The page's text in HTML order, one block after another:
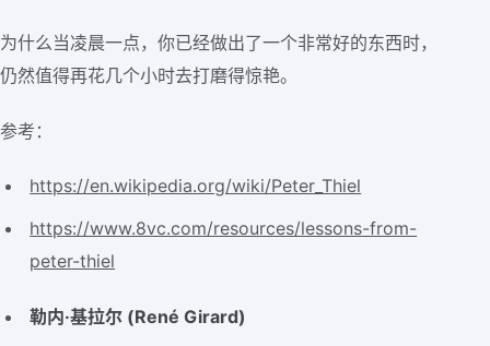
为什么当凌晨一点，你已经做出了一个非常好的东西时，
仍然值得再花几个小时去打磨得惊艳。
参考：
https://en.wikipedia.org/wiki/Peter_Thiel
https://www.8vc.com/resources/lessons-from-
peter-thiel
勒内·基拉尔 (René Girard)